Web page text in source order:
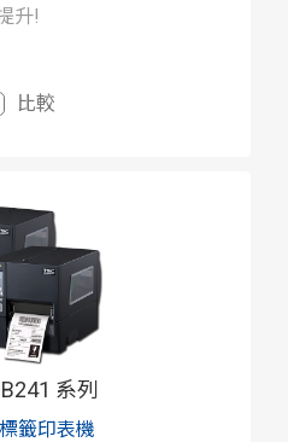
升!
比較
系列
籤印表機